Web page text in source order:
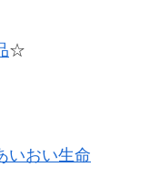
☆
いおい生命